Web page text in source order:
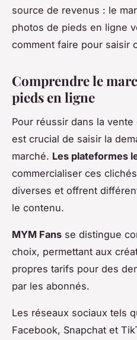
source de revenus : le
photos de pieds en ligne
comment faire pour saisir
Comprendre le
pieds en ligne
Pour réussir dans la
est crucial de saisir la
marché. Les plateformes
commercialiser ces
diverses et offrent
le contenu.
MYM Fans se distingue
choix, permettant aux
propres tarifs pour des
par les abonnés.
Les réseaux sociaux tels
Facebook, Snapchat et